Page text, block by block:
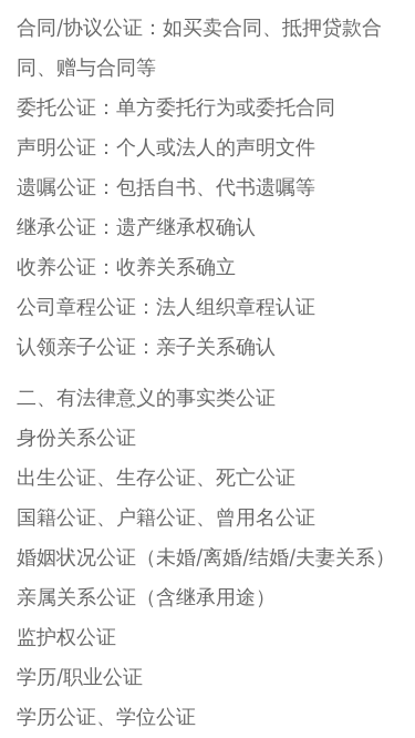
合同/协议公证：如买卖合同、抵押贷款合
同、赠与合同等
委托公证：单方委托行为或委托合同
声明公证：个人或法人的声明文件
遗嘱公证：包括自书、代书遗嘱等
继承公证：遗产继承权确认
收养公证：收养关系确立
公司章程公证：法人组织章程认证
认领亲子公证：亲子关系确认
二、有法律意义的事实类公证
身份关系公证
出生公证、生存公证、死亡公证
国籍公证、户籍公证、曾用名公证
婚姻状况公证（未婚/离婚/结婚/夫妻关系）
亲属关系公证（含继承用途）
监护权公证
学历/职业公证
学历公证、学位公证